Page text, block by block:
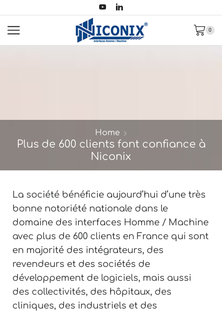
0
Home
Plus de 600 clients font confiance à
Niconix
La société bénéficie aujourd’hui d’une très
bonne notoriété nationale dans le
domaine des interfaces Homme / Machine
avec plus de 600 clients en France qui sont
en majorité des intégrateurs, des
revendeurs et des sociétés de
développement de logiciels, mais aussi
des collectivités, des hôpitaux, des
cliniques, des industriels et des